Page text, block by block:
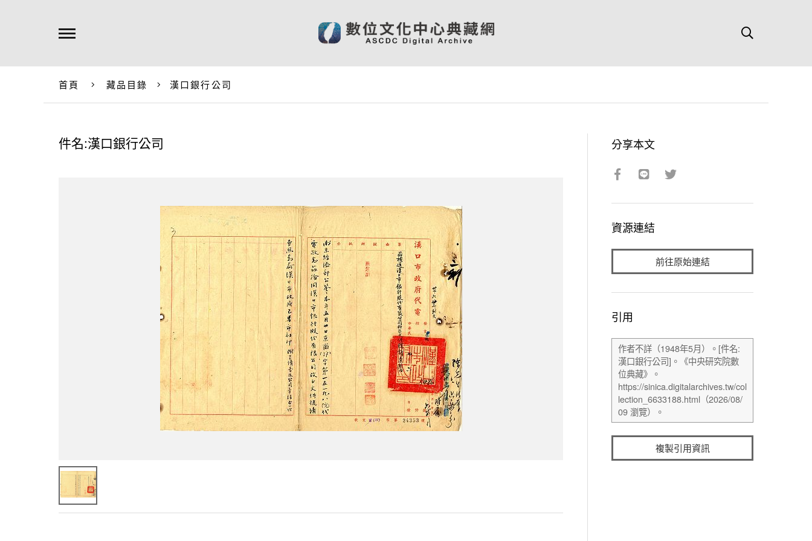
首頁 藏品目錄 漢口銀行公司
件名:漢口銀行公司 分享本文
資源連結
前往原始連結
引用
複製引用資訊